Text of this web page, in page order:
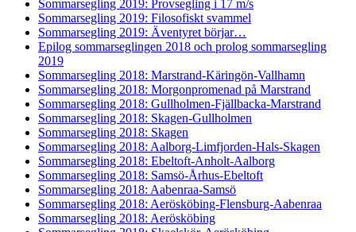
Sommarsegling 2019: Provsegling i 17 m/s
Sommarsegling 2019: Filosofiskt svammel
Sommarsegling 2019: Äventyret börjar…
Epilog sommarseglingen 2018 och prolog sommarsegling
2019
Sommarsegling 2018: Marstrand-Käringön-Vallhamn
Sommarsegling 2018: Morgonpromenad på Marstrand
Sommarsegling 2018: Gullholmen-Fjällbacka-Marstrand
Sommarsegling 2018: Skagen-Gullholmen
Sommarsegling 2018: Skagen
Sommarsegling 2018: Aalborg-Limfjorden-Hals-Skagen
Sommarsegling 2018: Ebeltoft-Anholt-Aalborg
Sommarsegling 2018: Samsö-Århus-Ebeltoft
Sommarsegling 2018: Aabenraa-Samsö
Sommarsegling 2018: Aerösköbing-Flensburg-Aabenraa
Sommarsegling 2018: Aerösköbing